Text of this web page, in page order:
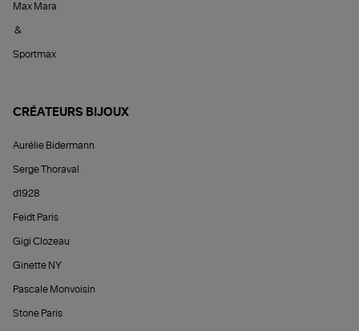
Max Mara
&
Sportmax
CRÉATEURS BIJOUX
Aurélie Bidermann
Serge Thoraval
d1928
Feidt Paris
Gigi Clozeau
Ginette NY
Pascale Monvoisin
Stone Paris